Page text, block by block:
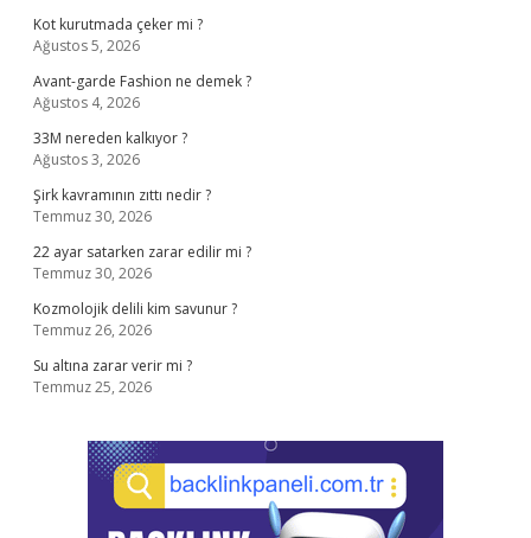
Kot kurutmada çeker mi ?
Ağustos 5, 2026
Avant-garde Fashion ne demek ?
Ağustos 4, 2026
33M nereden kalkıyor ?
Ağustos 3, 2026
Şirk kavramının zıttı nedir ?
Temmuz 30, 2026
22 ayar satarken zarar edilir mi ?
Temmuz 30, 2026
Kozmolojik delili kim savunur ?
Temmuz 26, 2026
Su altına zarar verir mi ?
Temmuz 25, 2026